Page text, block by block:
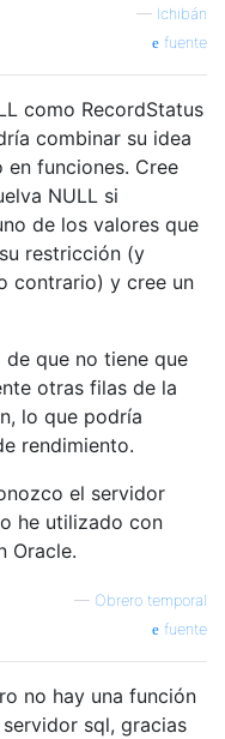
— Ichibán
fuente
como RecordStatus
combinar su idea
funciones. Cree
NULL si
de los valores que
restricción (y
contrario) y cree un
que no tiene que
otras filas de la
lo que podría
rendimiento.
el servidor
he utilizado con
Oracle.
— Obrero temporal
fuente
no hay una función
sql, gracias